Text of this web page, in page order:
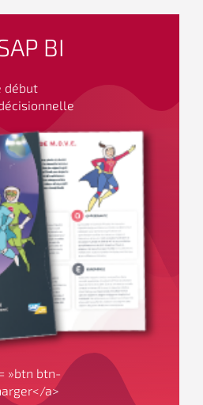
BI
début
»btn btn-
a>